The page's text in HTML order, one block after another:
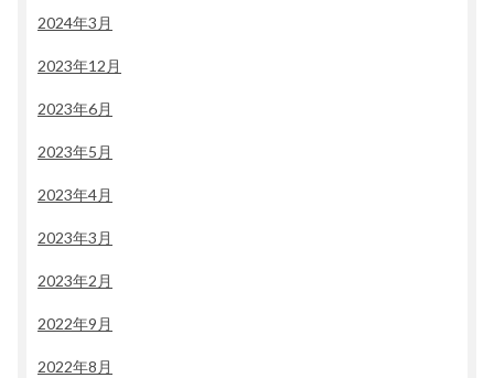
2024年3月
2023年12月
2023年6月
2023年5月
2023年4月
2023年3月
2023年2月
2022年9月
2022年8月